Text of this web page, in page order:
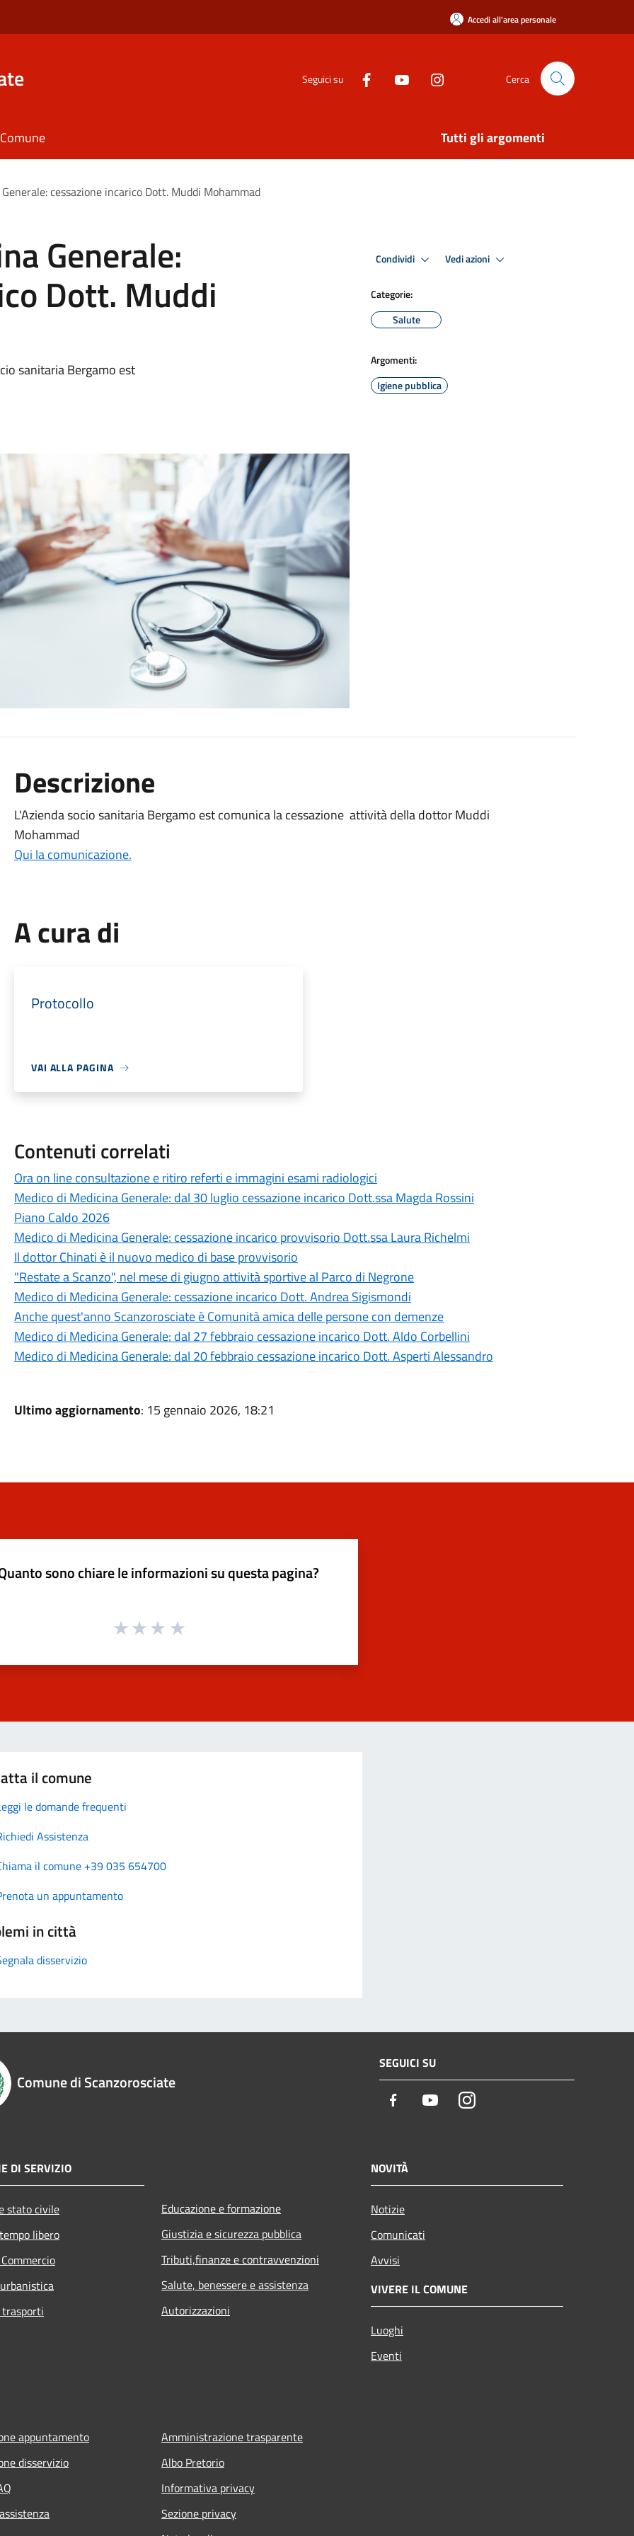
Accedi all'area personale
Seguici su Cerca
Tutti gli argomenti
cessazione incarico Dott. Muddi Mohammad
Generale:
Dott. Muddi
sanitaria Bergamo est
Condividi Vedi azioni
Categorie:
Salute
Argomenti:
Igiene pubblica
Descrizione
L'Azienda socio sanitaria Bergamo est comunica la cessazione attività della dottor Muddi
Mohammad
Qui la comunicazione.
A cura di
Protocollo
VAI ALLA PAGINA
Contenuti correlati
Ora on line consultazione e ritiro referti e immagini esami radiologici
Medico di Medicina Generale: dal 30 luglio cessazione incarico Dott.ssa Magda Rossini
Piano Caldo 2026
Medico di Medicina Generale: cessazione incarico provvisorio Dott.ssa Laura Richelmi
Il dottor Chinati è il nuovo medico di base provvisorio
"Restate a Scanzo", nel mese di giugno attività sportive al Parco di Negrone
Medico di Medicina Generale: cessazione incarico Dott. Andrea Sigismondi
Anche quest'anno Scanzorosciate è Comunità amica delle persone con demenze
Medico di Medicina Generale: dal 27 febbraio cessazione incarico Dott. Aldo Corbellini
Medico di Medicina Generale: dal 20 febbraio cessazione incarico Dott. Asperti Alessandro
Ultimo aggiornamento: 15 gennaio 2026, 18:21
sono chiare le informazioni su questa pagina?
il comune
le domande frequenti
Assistenza
il comune +39 035 654700
un appuntamento
in città
disservizio
Comune di Scanzorosciate
SEGUICI SU
Facebook YoutubeInstagram
DI SERVIZIO
stato civile
libero
Educazione e formazione
Giustizia e sicurezza pubblica
Tributi,finanze e contravvenzioni
Salute, benessere e assistenza
Autorizzazioni
NOVITÀ
Notizie
Comunicati
Avvisi
VIVERE IL COMUNE
Luoghi
Eventi
appuntamento
disservizio
Amministrazione trasparente
Albo Pretorio
Informativa privacy
Sezione privacy